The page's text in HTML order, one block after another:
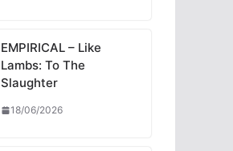
EMPIRICAL – Like
Lambs: To The
Slaughter
18/06/2026